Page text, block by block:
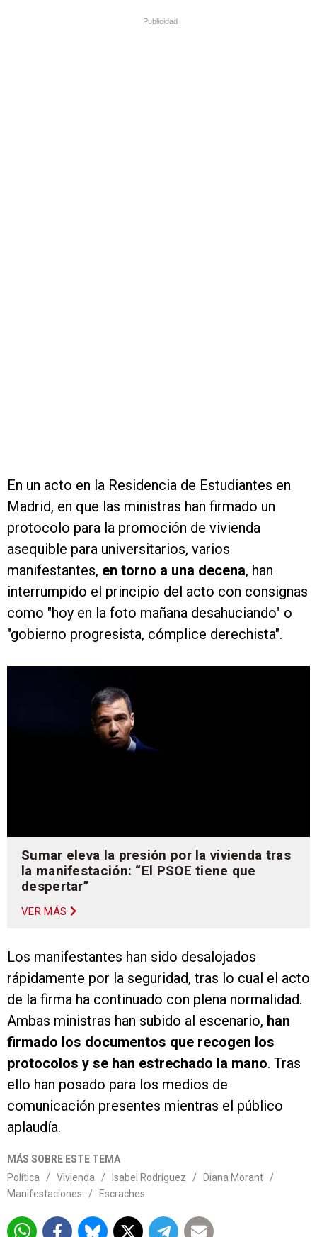
Publicidad
En un acto en la Residencia de Estudiantes en
Madrid, en que las ministras han firmado un
protocolo para la promoción de vivienda
asequible para universitarios, varios
manifestantes, en torno a una decena, han
interrumpido el principio del acto con consignas
como "hoy en la foto mañana desahuciando" o
"gobierno progresista, cómplice derechista".
Sumar eleva la presión por la vivienda tras
la manifestación: “El PSOE tiene que
despertar”
VER MÁS
Los manifestantes han sido desalojados
rápidamente por la seguridad, tras lo cual el acto
de la firma ha continuado con plena normalidad.
Ambas ministras han subido al escenario, han
firmado los documentos que recogen los
protocolos y se han estrechado la mano. Tras
ello han posado para los medios de
comunicación presentes mientras el público
aplaudía.
MÁS SOBRE ESTE TEMA
Política
/ Vivienda / Isabel Rodríguez / Diana Morant
/
Manifestaciones
/ Escraches